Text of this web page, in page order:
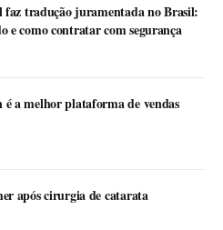
faz tradução juramentada no Brasil:
e como contratar com segurança
é a melhor plataforma de vendas
após cirurgia de catarata